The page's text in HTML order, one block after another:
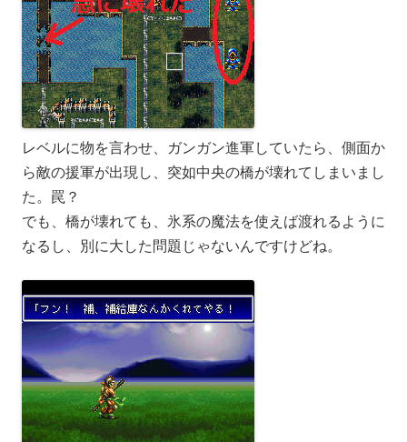
レベルに物を言わせ、ガンガン進軍していたら、側面か
ら敵の援軍が出現し、突如中央の橋が壊れてしまいまし
た。罠？
でも、橋が壊れても、氷系の魔法を使えば渡れるように
なるし、別に大した問題じゃないんですけどね。